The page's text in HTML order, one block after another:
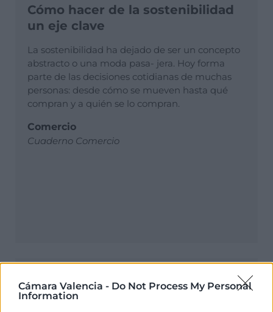
Cámara Valencia - Do Not Process My Personal
Information
Cómo hacer de la sostenibilidad
un eje clave
La sostenibilidad ha dejado de ser un concepto
abstracto o una moda pasa- jera. Hoy forma
parte de las decisiones cotidianas de muchas
personas: desde cómo se mueven hasta qué
compran y a quién se lo compran.
Comercio
Cuaderno Comercio